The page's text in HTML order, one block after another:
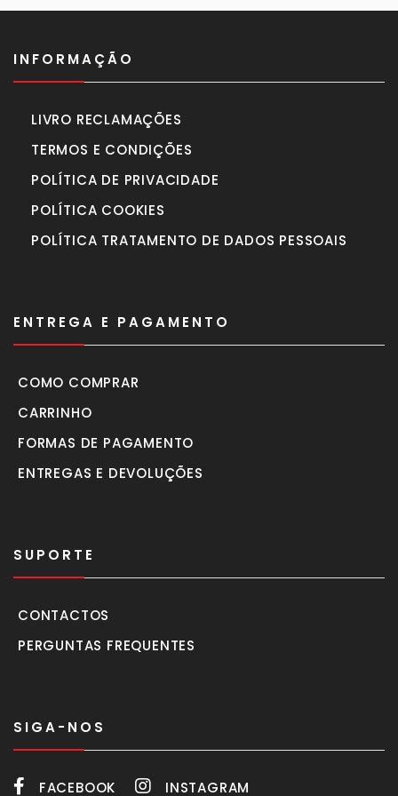
INFORMAÇÃO
LIVRO RECLAMAÇÕES
TERMOS E CONDIÇÕES
POLÍTICA DE PRIVACIDADE
POLÍTICA COOKIES
POLÍTICA TRATAMENTO DE DADOS PESSOAIS
ENTREGA E PAGAMENTO
COMO COMPRAR
CARRINHO
FORMAS DE PAGAMENTO
ENTREGAS E DEVOLUÇÕES
SUPORTE
CONTACTOS
PERGUNTAS FREQUENTES
SIGA-NOS
FACEBOOK INSTAGRAM